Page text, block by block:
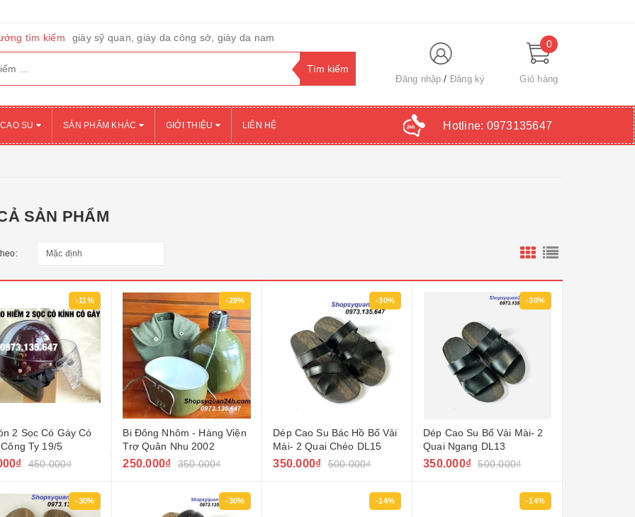
tìm kiếm giày sỹ quan, giày da công sở, giày da nam
Đăng nhập Đăng ký
0
Giỏ hàng
SU SẢN PHẨM KHÁC GIỚI THIỆU LIÊN HỆ Hotline: 0973135647
SẢN PHẨM
-11%
2 Sọc Có Gáy Có
Ty 19/5
450.000₫
-29%
Bi Đông Nhôm - Hàng Viện
Trợ Quân Nhu 2002
250.000₫ 350.000₫
-30%
Dép Cao Su Bác Hồ Bố Vải
Mài- 2 Quai Chéo DL15
350.000₫ 500.000₫
-30%
Dép Cao Su Bố Vải Mài- 2
Quai Ngang DL13
350.000₫ 500.000₫
-30% -30% -14% -14%